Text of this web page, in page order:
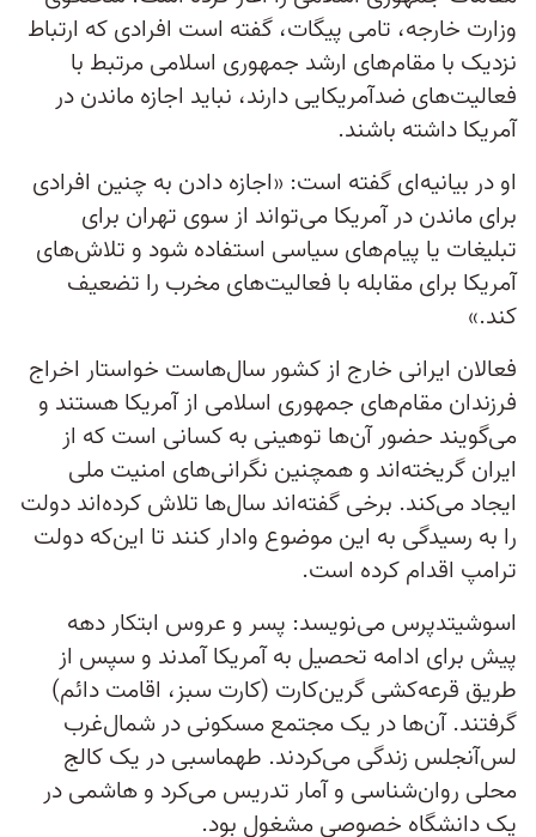
وزارت خارجه، تامی پیگات، گفته است افرادی که ارتباط
نزدیک با مقام‌های ارشد جمهوری اسلامی مرتبط با
فعالیت‌های ضدآمریکایی دارند، نباید اجازه ماندن در
آمریکا داشته باشند.
او در بیانیه‌ای گفته است: «اجازه دادن به چنین افرادی
برای ماندن در آمریکا می‌تواند از سوی تهران برای
تبلیغات یا پیام‌های سیاسی استفاده شود و تلاش‌های
آمریکا برای مقابله با فعالیت‌های مخرب را تضعیف
کند.»
فعالان ایرانی خارج از کشور سال‌هاست خواستار اخراج
فرزندان مقام‌های جمهوری اسلامی از آمریکا هستند و
می‌گویند حضور آن‌ها توهینی به کسانی است که از
ایران گریخته‌اند و همچنین نگرانی‌های امنیت ملی
ایجاد می‌کند. برخی گفته‌اند سال‌ها تلاش کرده‌اند دولت
را به رسیدگی به این موضوع وادار کنند تا این‌که دولت
ترامپ اقدام کرده است.
اسوشیتدپرس می‌نویسد: پسر و عروس ابتکار دهه
پیش برای ادامه تحصیل به آمریکا آمدند و سپس از
طریق قرعه‌کشی گرین‌کارت (کارت سبز، اقامت دائم)
گرفتند. آن‌ها در یک مجتمع مسکونی در شمال‌غرب
لس‌آنجلس زندگی می‌کردند. طهماسبی در یک کالج
محلی روان‌شناسی و آمار تدریس می‌کرد و هاشمی در
یک دانشگاه خصوصی مشغول بود.